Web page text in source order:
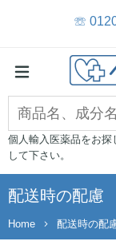
☏
個人輸入医薬品をお
して下さい。
配送時の配慮
Home 配送時の配